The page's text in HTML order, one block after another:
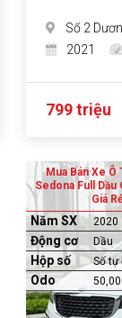
Số 2
2021
799 triệu
Mua Bán Xe Ô
Sedona Full Dầu
Giá Rẻ
Năm SX 2020
Động cơ Dầu
Hộp số Số tự
Odo